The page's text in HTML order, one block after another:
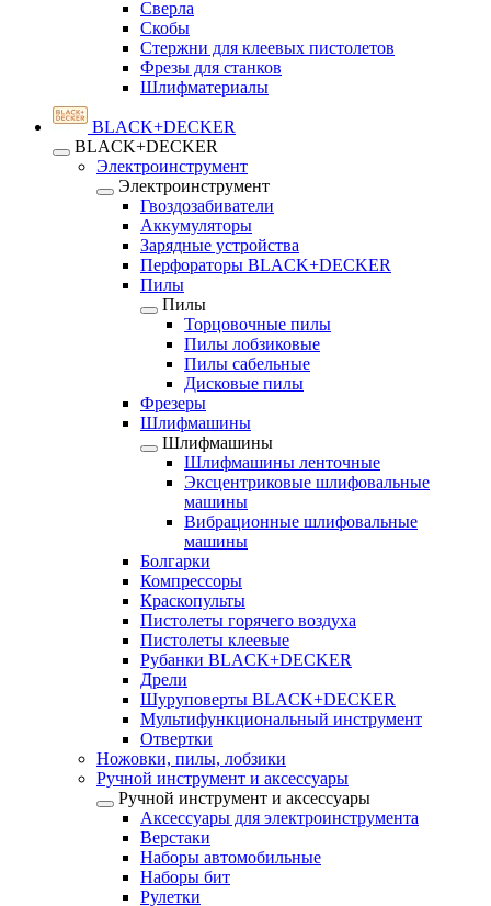
Сверла
Скобы
Стержни для клеевых пистолетов
Фрезы для станков
Шлифматериалы
BLACK+DECKER
BLACK+DECKER
Электроинструмент
Электроинструмент
Гвоздозабиватели
Аккумуляторы
Зарядные устройства
Перфораторы BLACK+DECKER
Пилы
Пилы
Торцовочные пилы
Пилы лобзиковые
Пилы сабельные
Дисковые пилы
Фрезеры
Шлифмашины
Шлифмашины
Шлифмашины ленточные
Эксцентриковые шлифовальные
машины
Вибрационные шлифовальные
машины
Болгарки
Компрессоры
Краскопульты
Пистолеты горячего воздуха
Пистолеты клеевые
Рубанки BLACK+DECKER
Дрели
Шуруповерты BLACK+DECKER
Мультифункциональный инструмент
Отвертки
Ножовки, пилы, лобзики
Ручной инструмент и аксессуары
Ручной инструмент и аксессуары
Аксессуары для электроинструмента
Верстаки
Наборы автомобильные
Наборы бит
Рулетки